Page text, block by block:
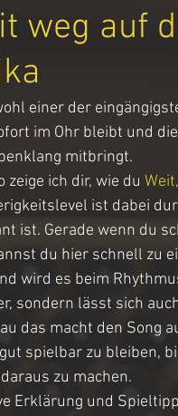
weg auf
einer der
im Ohr bleibt und
mitbringt.
zeige ich dir, wie du
ist dabei
ist. Gerade wenn du
du hier schnell zu
wird es beim
sondern lässt sich
das macht den Song
spielbar zu bleiben,
zu machen.
Erklärung und